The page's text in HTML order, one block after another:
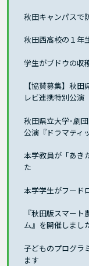
秋田キャンパスで
秋田西高校の１年
学生がブドウの収
【協賛募集】秋
レビ連携特別公演
秋田県立大学･劇
公演『ドラマティ
本学教員が「あき
た
本学学生がフード
『秋田版スマー
ム』を開催しまし
子どものプログラ
ます